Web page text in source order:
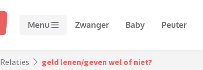
Menu Zwanger Baby Peuter
Relaties geld lenen/geven wel of niet?